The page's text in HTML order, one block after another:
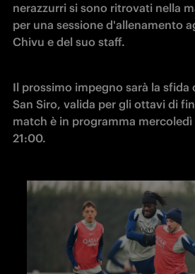
nerazzurri si sono ritrovati nella
per una sessione d'allenamento
Chivu e del suo staff.
Il prossimo impegno sarà la sfida
San Siro, valida per gli ottavi di
match è in programma
21:00.